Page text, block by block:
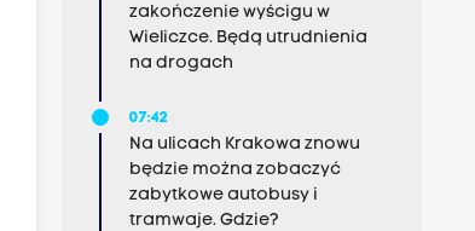
zakończenie wyścigu w
Wieliczce. Będą utrudnienia
na drogach
07:42
Na ulicach Krakowa znowu
będzie można zobaczyć
zabytkowe autobusy i
tramwaje. Gdzie?